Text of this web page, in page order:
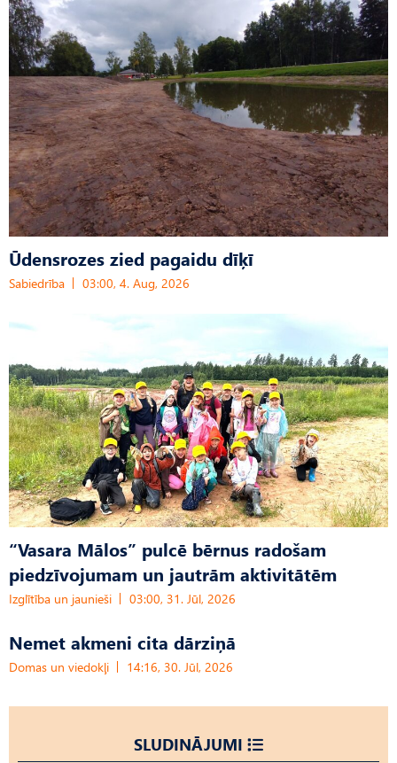
Ūdensrozes zied pagaidu dīķī
Sabiedrība 03:00, 4. Aug, 2026
“Vasara Mālos” pulcē bērnus radošam
piedzīvojumam un jautrām aktivitātēm
Izglītība un jaunieši 03:00, 31. Jūl, 2026
Nemet akmeni cita dārziņā
Domas un viedokļi 14:16, 30. Jūl, 2026
SLUDINĀJUMI